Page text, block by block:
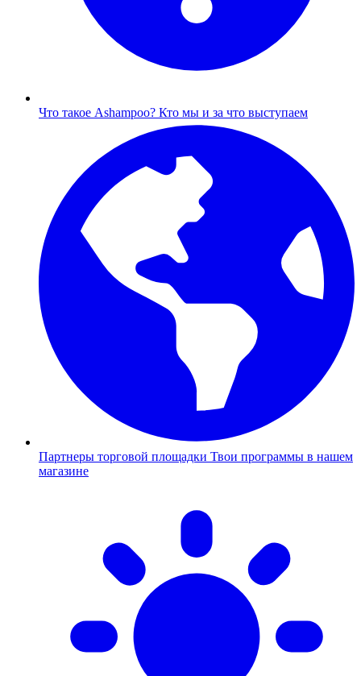
Что такое Ashampoo? Кто мы и за что выступаем
Партнеры торговой площадки Твои программы в нашем
магазине